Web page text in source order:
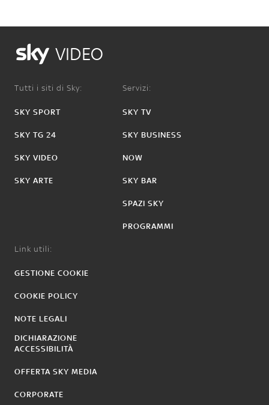
VIDEO
Tutti i siti di Sky:
SKY SPORT
SKY TG 24
SKY VIDEO
SKY ARTE
Servizi:
SKY TV
SKY BUSINESS
NOW
SKY BAR
SPAZI SKY
PROGRAMMI
Link utili:
GESTIONE COOKIE
COOKIE POLICY
NOTE LEGALI
DICHIARAZIONE
ACCESSIBILITÀ
OFFERTA SKY MEDIA
CORPORATE